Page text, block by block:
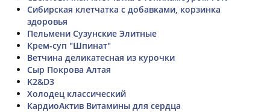
Сибирская клетчатка с добавками, корзинка
здоровья
Пельмени Сузунские Элитные
Крем-суп "Шпинат"
Ветчина деликатесная из курочки
Сыр Покрова Алтая
K2&D3
Холодец классический
КардиоАктив Витамины для сердца